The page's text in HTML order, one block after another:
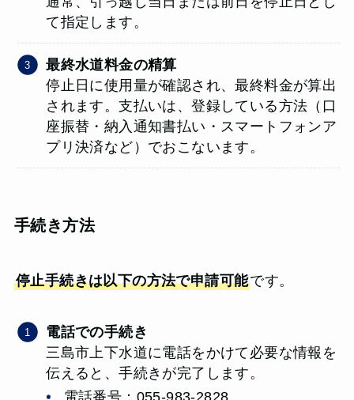
て指定します。
最終水道料金の精算
停止日に使用量が確認され、最終料金が算出
されます。支払いは、登録している方法（口
座振替・納入通知書払い・スマートフォンア
プリ決済など）でおこないます。
手続き方法
停止手続きは以下の方法で申請可能です。
電話での手続き
三島市上下水道に電話をかけて必要な情報を
伝えると、手続きが完了します。